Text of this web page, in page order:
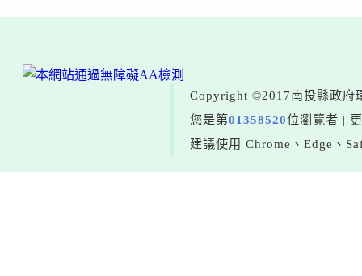
Copyright ©2017南投縣政府
您是第01358520位瀏覽者 |
建議使用 Chrome、Edge、